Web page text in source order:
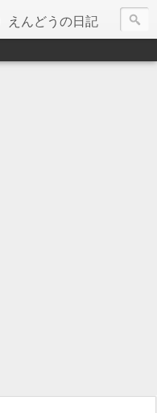
えんどうの日記